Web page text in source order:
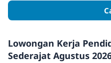
Lowongan Kerja
Sederajat Agustus